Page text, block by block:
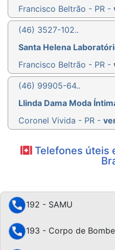
Francisco Beltrão - PR -
(46) 3527-102..
Santa Helena
Francisco Beltrão - PR -
(46) 99905-64..
Llinda Dama Moda
Coronel Vivida - PR -
Telefones úteis
192 - SAMU
193 - Corpo de